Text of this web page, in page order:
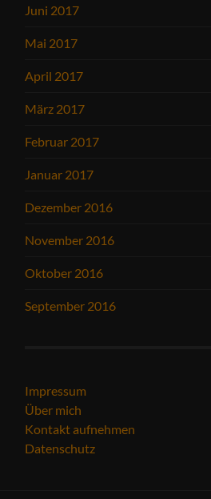
Juni 2017
Mai 2017
April 2017
März 2017
Februar 2017
Januar 2017
Dezember 2016
November 2016
Oktober 2016
September 2016
Impressum
Über mich
Kontakt aufnehmen
Datenschutz